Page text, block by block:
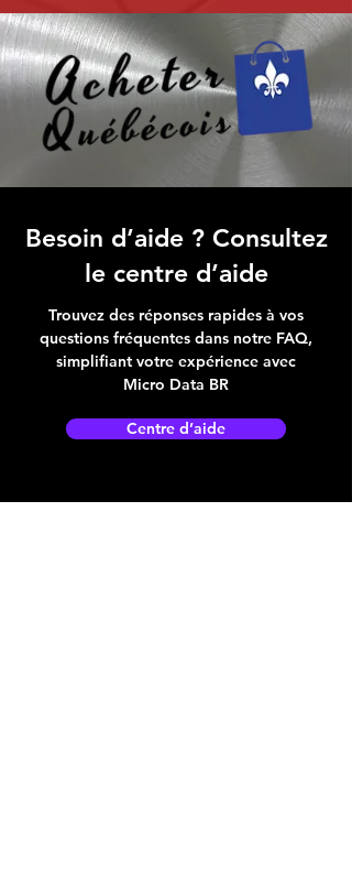
Besoin d’aide ? Consultez
le centre d’aide
Trouvez des réponses rapides à vos
questions fréquentes dans notre FAQ,
simplifiant votre expérience avec
Micro Data BR
Centre d’aide